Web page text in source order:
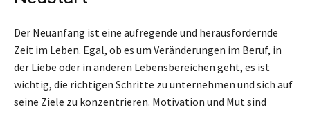
Der Neuanfang ist eine aufregende und herausfordernde
Zeit im Leben. Egal, ob es um Veränderungen im Beruf, in
der Liebe oder in anderen Lebensbereichen geht, es ist
wichtig, die richtigen Schritte zu unternehmen und sich auf
seine Ziele zu konzentrieren. Motivation und Mut sind